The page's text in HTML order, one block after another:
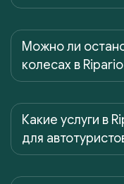
Можно ли
колесах в
Какие услуги в
для